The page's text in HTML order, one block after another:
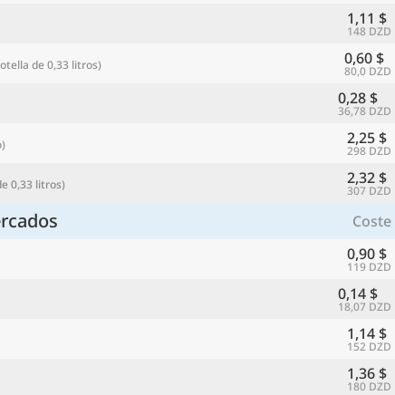
1,11 $
148 DZD
de 0,33 litros) 0,60 $
80,0 DZD
0,28 $
36,78 DZD
2,25 $
298 DZD
0,33 litros) 2,32 $
307 DZD
Coste
0,90 $
119 DZD
0,14 $
18,07 DZD
1,14 $
152 DZD
1,36 $
180 DZD